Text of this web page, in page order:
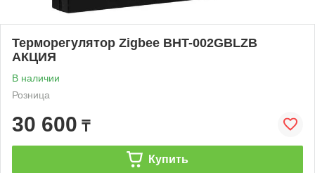
Терморегулятор Zigbee BHT-002GBLZB
АКЦИЯ
В наличии
Розница
30 600 ₸
Купить